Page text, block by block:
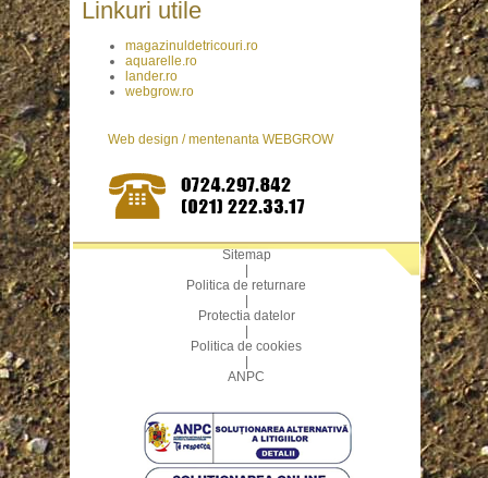
Linkuri utile
magazinuldetricouri.ro
aquarelle.ro
lander.ro
webgrow.ro
Web design / mentenanta WEBGROW
Sitemap
Politica de returnare
Protectia datelor
Politica de cookies
ANPC